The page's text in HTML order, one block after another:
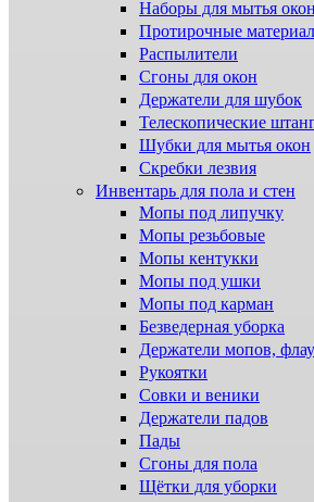
Наборы для мытья окон
Протирочные
Распылители
Сгоны для окон
Держатели для шубок
Телескопические
Шубки для мытья окон
Скребки лезвия
Инвентарь для пола и стен
Мопы под липучку
Мопы резьбовые
Мопы кентукки
Мопы под ушки
Мопы под карман
Безведерная уборка
Держатели мопов,
Рукоятки
Совки и веники
Держатели падов
Пады
Сгоны для пола
Щётки для уборки